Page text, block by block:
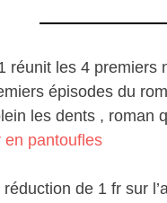
réunit les 4 premiers
épisodes du
les dents , roman
en pantoufles
de 1 fr sur